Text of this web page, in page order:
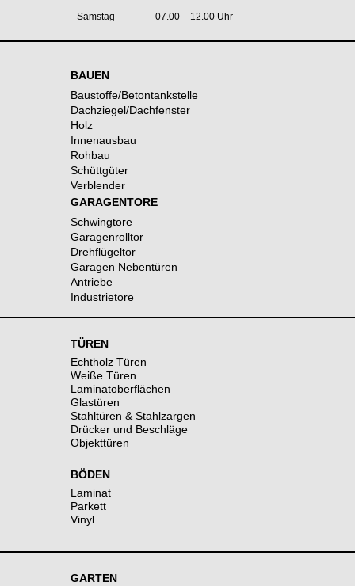
Samstag 07.00 – 12.00 Uhr
BAUEN
Baustoffe/Betontankstelle
Dachziegel/Dachfenster
Holz
Innenausbau
Rohbau
Schüttgüter
Verblender
GARAGENTORE
Schwingtore
Garagenrolltor
Drehflügeltor
Garagen Nebentüren
Antriebe
Industrietore
TÜREN
Echtholz Türen
Weiße Türen
Laminatoberflächen
Glastüren
Stahltüren & Stahlzargen
Drücker und Beschläge
Objekttüren
BÖDEN
Laminat
Parkett
Vinyl
GARTEN